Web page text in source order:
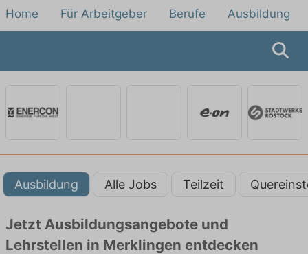
Home Für Arbeitgeber Berufe Ausbildung
Ausbildung Alle Jobs Teilzeit
Jetzt Ausbildungsangebote und
Lehrstellen in Merklingen entdecken